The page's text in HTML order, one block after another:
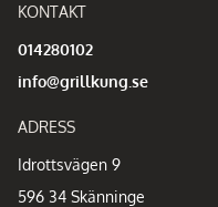
KONTAKT
014280102
info@grillkung.se
ADRESS
Idrottsvägen 9
596 34 Skänninge